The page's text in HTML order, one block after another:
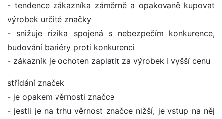
- tendence zákazníka záměrně a opakovaně kupovat
výrobek určité značky
- snižuje rizika spojená s nebezpečím konkurence,
budování bariéry proti konkurenci
- zákazník je ochoten zaplatit za výrobek i vyšší cenu
střídání značek
- je opakem věrnosti značce
- jestli je na trhu věrnost značce nižší, je vstup na něj